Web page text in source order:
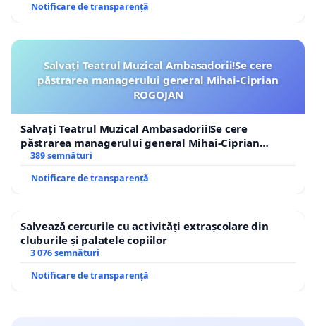
Notificare de transparență
Salvați Teatrul Muzical Ambasadorii!Se cere
păstrarea managerului general Mihai-Ciprian
ROGOJAN
Salvați Teatrul Muzical Ambasadorii!Se cere
păstrarea managerului general Mihai-Ciprian
ROGOJAN
389 semnături
Notificare de transparență
Salvează cercurile cu activități extrașcolare din
cluburile și palatele copiilor
3 076 semnături
Notificare de transparență